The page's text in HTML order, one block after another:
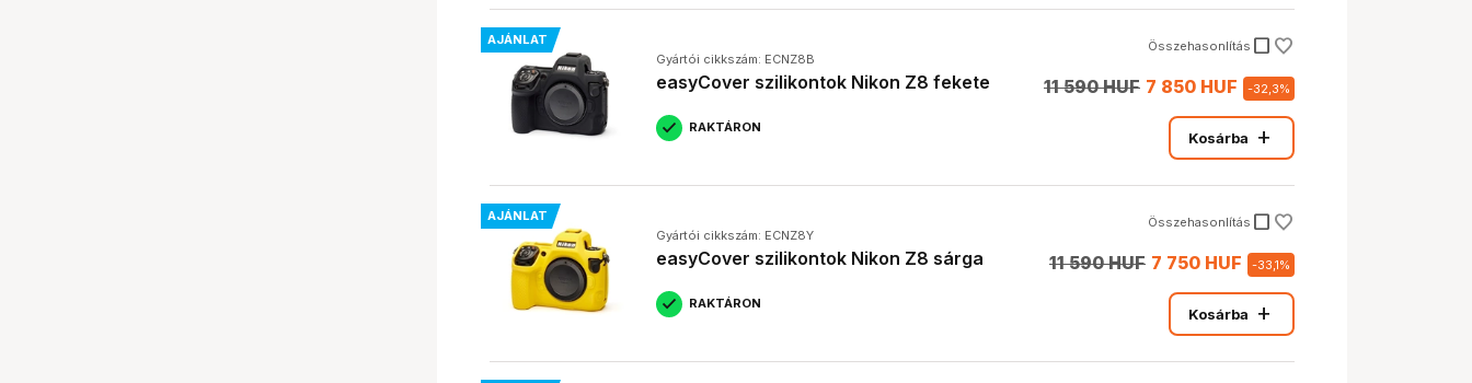
AJÁNLAT
Gyártói cikkszám: ECNZ8B
easyCover szilikontok Nikon Z8 fekete
RAKTÁRON
Összehasonlítás check_box_outline_blank
11 590 HUF 7 850 HUF -32,3%
Kosárba add
AJÁNLAT
Gyártói cikkszám: ECNZ8Y
easyCover szilikontok Nikon Z8 sárga
RAKTÁRON
Összehasonlítás check_box_outline_blank
11 590 HUF 7 750 HUF -33,1%
Kosárba add